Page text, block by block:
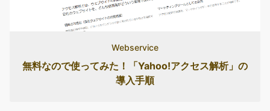
Webservice
無料なので使ってみた！「Yahoo!アクセス解析」の
導入手順